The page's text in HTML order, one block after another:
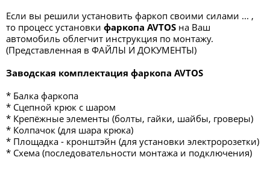
Если вы решили установить фаркоп своими силами ... ,
то процесс установки фаркопа AVTOS на Ваш
автомобиль облегчит инструкция по монтажу.
(Представленная в ФАЙЛЫ И ДОКУМЕНТЫ)
Заводская комплектация фаркопа AVTOS
* Балка фаркопа
* Сцепной крюк с шаром
* Крепёжные элементы (болты, гайки, шайбы, гроверы)
* Колпачок (для шара крюка)
* Площадка - кронштэйн (для установки электророзетки)
* Схема (последовательности монтажа и подключения)